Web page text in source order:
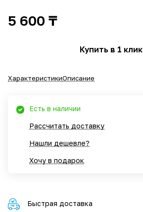
5 600 ₸
Купить в 1 клик
ХарактеристикиОписание
Есть в наличии
Рассчитать доставку
Нашли дешевле?
Хочу в подарок
Быстрая доставка